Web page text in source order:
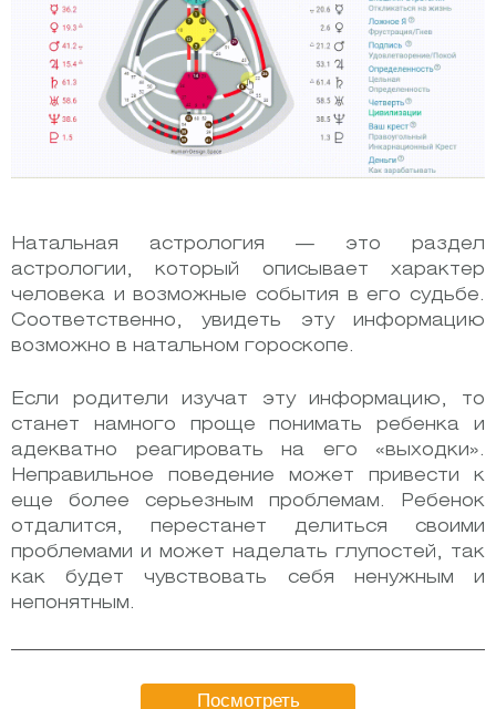
Натальная астрология — это раздел
астрологии, который описывает характер
человека и возможные события в его судьбе.
Соответственно, увидеть эту информацию
возможно в натальном гороскопе.
Если родители изучат эту информацию, то
станет намного проще понимать ребенка и
адекватно реагировать на его «выходки».
Неправильное поведение может привести к
еще более серьезным проблемам. Ребенок
отдалится, перестанет делиться своими
проблемами и может наделать глупостей, так
как будет чувствовать себя ненужным и
непонятным.
Посмотреть